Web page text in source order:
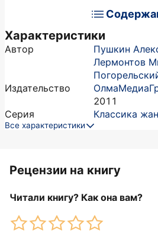
Характеристики
Автор Пушкин
Лермонтов
Издательство
2011
Серия
Классика
Все характеристики
Рецензии на книгу
Читали книгу? Как она вам?